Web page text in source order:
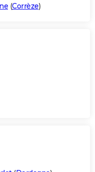
(Corrèze)